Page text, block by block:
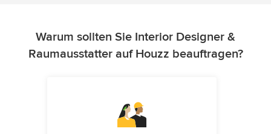
Warum sollten Sie Interior Designer &
Raumausstatter auf Houzz beauftragen?